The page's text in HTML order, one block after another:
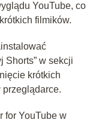
YouTube, co
filmików.
Shorts” w sekcji
krótkich
przeglądarce.
for YouTube w